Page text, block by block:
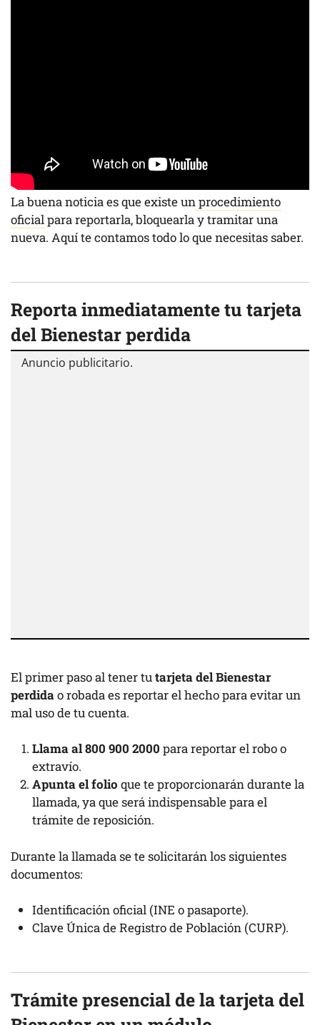
La buena noticia es que existe unprocedimiento
oficialpara reportarla, bloquearla y tramitar una
nueva. Aquí te contamos todo lo que necesitas saber.
Reporta inmediatamente tu tarjeta
del Bienestar perdida
El primer paso al tener tutarjeta del Bienestar
perdidao robada es reportar el hecho para evitar un
mal uso de tu cuenta.
Llama al 800 900 2000 para reportar el robo o
extravío.
Apunta el folio que te proporcionarán durante la
llamada, ya que será indispensable para el
trámite de reposición.
Durante la llamada se te solicitarán los siguientes
documentos:
Identificación oficial (INE o pasaporte).
Clave Única de Registro de Población (CURP).
Trámite presencial de la tarjeta del